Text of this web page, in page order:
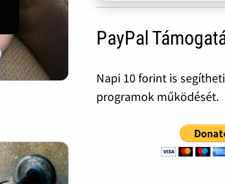
PayPal
Napi 10 forint is
programok működését.